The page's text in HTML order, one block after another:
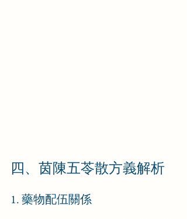
四、茵陳五苓散方義解析
1. 藥物配伍關係